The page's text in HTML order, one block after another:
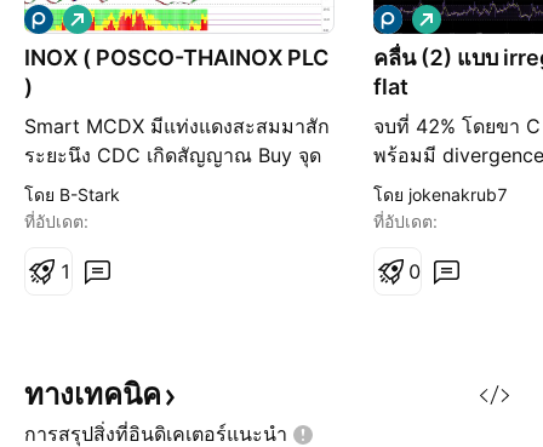
INOX ( POSCO-THAINOX PLC
)
Smart MCDX มีแท่งแดงสะสมมาสัก
ระยะนึง CDC เกิดสัญญาณ Buy จุด
เข้า : 1.30 ( หรือ รอย่อ ในกรอบ
1.30 - 1.21 ) SL : ราคาปิดหลุด
61.8% ที่ 1.57 RR 1:3
เ
ม
น
โดย B-Stark
ที่อัปเดต:
1
คลื่น (2) แบบ
flat
จบที่ 42% โดยขา
พร้อมมี
hidden
RRR > 8
เ
ม
น
โดย jokenakrub7
ที่อัปเดต:
0
ทางเทคนิค
การสรุปสิ่งที่อินดิเคเตอร์แนะนำ